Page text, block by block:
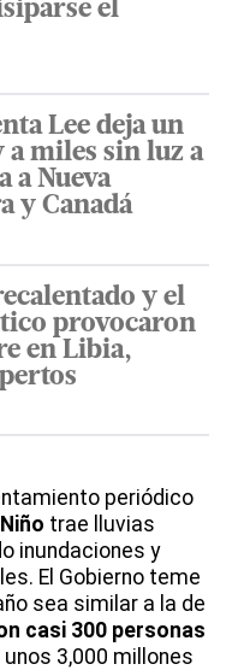
el
Lee deja un
miles sin luz a
a Nueva
y Canadá
y el
provocaron
en Libia,
periódico
trae lluvias
inundaciones y
El Gobierno teme
sea similar a la de
casi 300 personas
3,000 millones